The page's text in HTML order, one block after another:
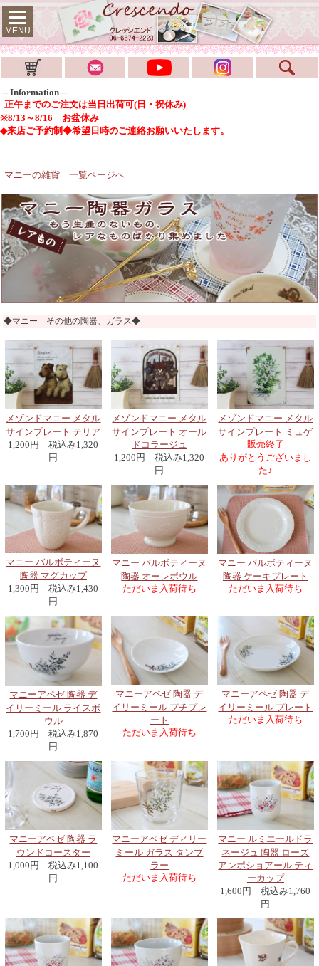
MENU
-- Information --
正午までのご注文は当日出荷可(日・祝休み)
※8/13～8/16 お盆休み
◆来店ご予約制◆希望日時のご連絡お願いいたします。
マニーの雑貨 一覧ページへ
◆マニー その他の陶器、ガラス◆
メゾンドマニー メタル
サインプレート テリア
1,200円 税込み1,320
円
メゾンドマニー メタル
サインプレート オール
ドコラージュ
1,200円 税込み1,320
円
メゾンドマニー メタル
サインプレート ミュゲ
販売終了
ありがとうございまし
た♪
マニー バルボティーヌ
陶器 マグカップ
1,300円 税込み1,430
円
マニー バルボティーヌ
陶器 オーレボウル
ただいま入荷待ち
マニー バルボティーヌ
陶器 ケーキプレート
ただいま入荷待ち
マニーアペゼ 陶器 デ
イリーミール ライスボ
ウル
1,700円 税込み1,870
円
マニーアペゼ 陶器 デ
イリーミール プチプレ
ート
ただいま入荷待ち
マニーアペゼ 陶器 デ
イリーミール プレート
ただいま入荷待ち
マニーアペゼ 陶器 ラ
ウンドコースター
1,000円 税込み1,100
円
マニーアペゼ ディリー
ミール ガラス タンブ
ラー
ただいま入荷待ち
マニー ルミエールドラ
ネージュ 陶器 ローズ
アンポショアール ティ
ーカップ
1,600円 税込み1,760
円